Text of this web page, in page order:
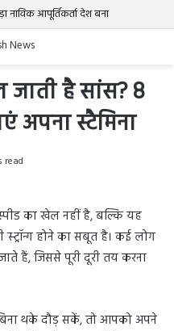
नाविक आपूर्तिकर्ता देश बना
है सांस? 8
अपना स्टैमिना
read
का खेल नहीं है, बल्कि यह
होने का सबूत है। कई लोग
हैं, जिससे पूरी दूरी तय करना
थके दौड़ सकें, तो आपको अपने